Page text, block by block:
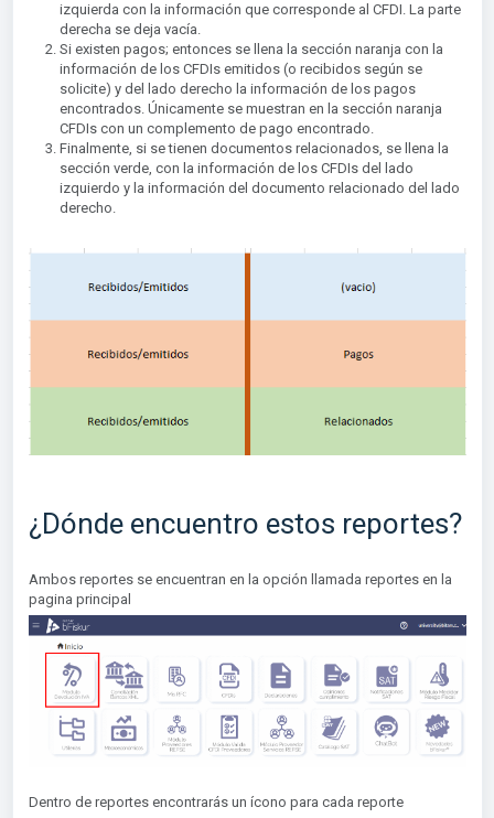
izquierda con la información que corresponde al CFDI. La parte
derecha se deja vacía.
Si existen pagos; entonces se llena la sección naranja con la
información de los CFDIs emitidos (o recibidos según se
solicite) y del lado derecho la información de los pagos
encontrados. Únicamente se muestran en la sección naranja
CFDIs con un complemento de pago encontrado.
Finalmente, si se tienen documentos relacionados, se llena la
sección verde, con la información de los CFDIs del lado
izquierdo y la información del documento relacionado del lado
derecho.
¿Dónde encuentro estos reportes?
Ambos reportes se encuentran en la opción llamada reportes en la
pagina principal
Dentro de reportes encontrarás un ícono para cada reporte